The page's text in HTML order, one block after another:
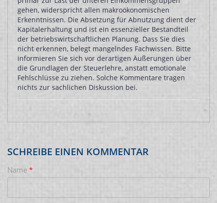
gehen, widerspricht allen makroökonomischen
Erkenntnissen. Die Absetzung für Abnutzung dient der
Kapitalerhaltung und ist ein essenzieller Bestandteil
der betriebswirtschaftlichen Planung. Dass Sie dies
nicht erkennen, belegt mangelndes Fachwissen. Bitte
informieren Sie sich vor derartigen Äußerungen über
die Grundlagen der Steuerlehre, anstatt emotionale
Fehlschlüsse zu ziehen. Solche Kommentare tragen
nichts zur sachlichen Diskussion bei.
SCHREIBE EINEN KOMMENTAR
Name *